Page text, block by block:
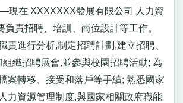
在 XXXXXXX發展有限公司 人力資
負責招聘、培訓、崗位設計等工作。
責進行分析,制定招聘計劃,建立招聘、
織招聘展會,並參與校園招聘活動; 為
案轉移、接受和落戶等手續; 熟悉國家
力資源管理制度,與國家相關政府職能